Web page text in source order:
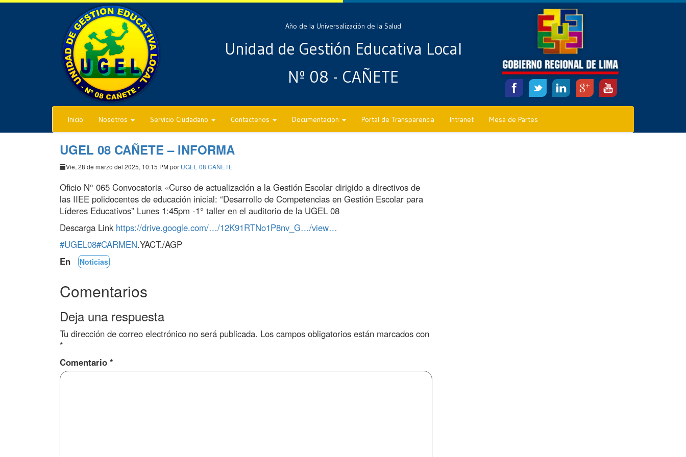
Año de la Universalización de la Salud
Unidad de Gestión Educativa Local
Nº 08 - CAÑETE
Inicio Nosotros Servicio Ciudadano Contactenos Documentacion Portal de Transparencia Intranet Mesa de Partes
UGEL 08 CAÑETE – INFORMA
Vie, 28 de marzo del 2025, 10:15 PM por UGEL 08 CAÑETE
Oficio N° 065 Convocatoria «Curso de actualización a la Gestión Escolar dirigido a directivos de
las IIEE polidocentes de educación inicial: “Desarrollo de Competencias en Gestión Escolar para
Líderes Educativos” Lunes 1:45pm -1° taller en el auditorio de la UGEL 08
Descarga Link https://drive.google.com/…/12K91RTNo1P8nv_G…/view…
#UGEL08#CARMEN.YACT./AGP
En
Noticias
Comentarios
Deja una respuesta
Tu dirección de correo electrónico no será publicada. Los campos obligatorios están marcados con
*
Comentario *